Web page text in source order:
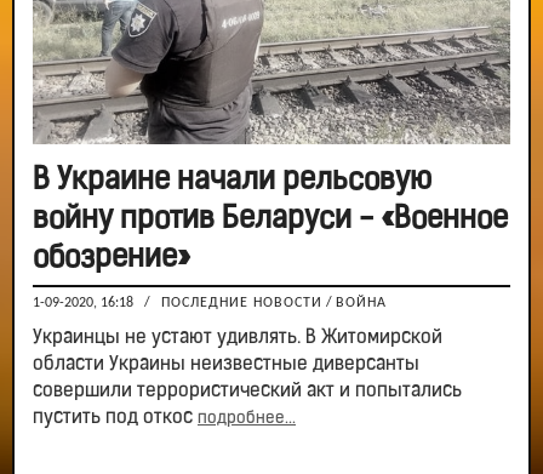
В Украине начали рельсовую
войну против Беларуси - «Военное
обозрение»
1-09-2020, 16:18 / ПОСЛЕДНИЕ НОВОСТИ / ВОЙНА
Украинцы не устают удивлять. В Житомирской
области Украины неизвестные диверсанты
совершили террористический акт и попытались
пустить под откос подробнее...